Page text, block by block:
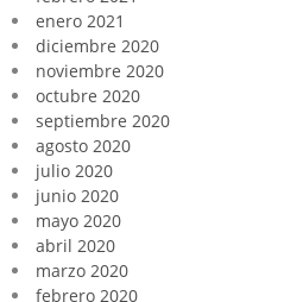
enero 2021
diciembre 2020
noviembre 2020
octubre 2020
septiembre 2020
agosto 2020
julio 2020
junio 2020
mayo 2020
abril 2020
marzo 2020
febrero 2020